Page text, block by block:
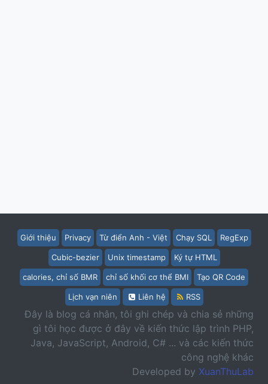
Giới thiệu Privacy Từ điển Anh - Việt Chạy SQL RegExp
Cubic-bezier Unix timestamp Ký tự HTML
calories, chỉ số BMR chỉ số khối cơ thể BMI Tạo QR Code
Lịch vạn niên Liên hệ RSS
Đây là blog cá nhân, tôi ghi chép và chia sẻ những
gì tôi học được ở đây về kiến thức lập trình PHP,
Java, JavaScript, Android, C# ... và các kiến thức
công nghệ khác
Developed by XuanThuLab